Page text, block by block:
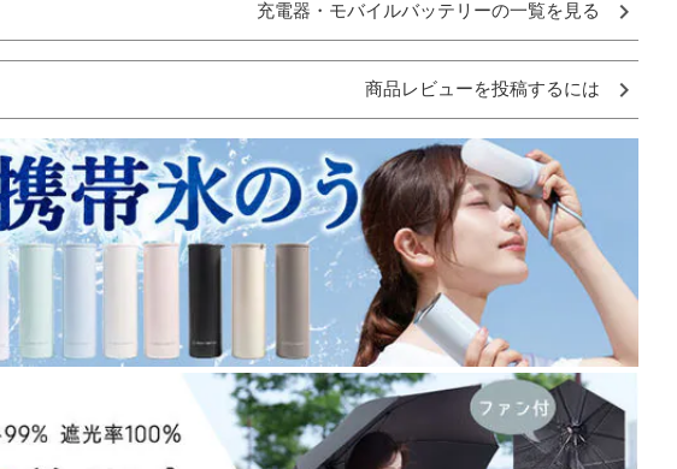
充電器・モバイルバッテリーの一覧を見る
商品レビューを投稿するには